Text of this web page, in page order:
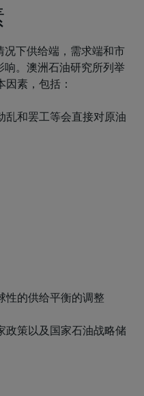
况下供给端，需求端和市
响。澳洲石油研究所列举
因素，包括：
乱和罢工等会直接对原油
性的供给平衡的调整
政策以及国家石油战略储